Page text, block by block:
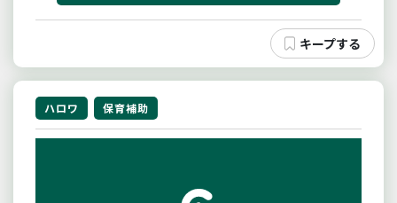
ハロワ 保育補助